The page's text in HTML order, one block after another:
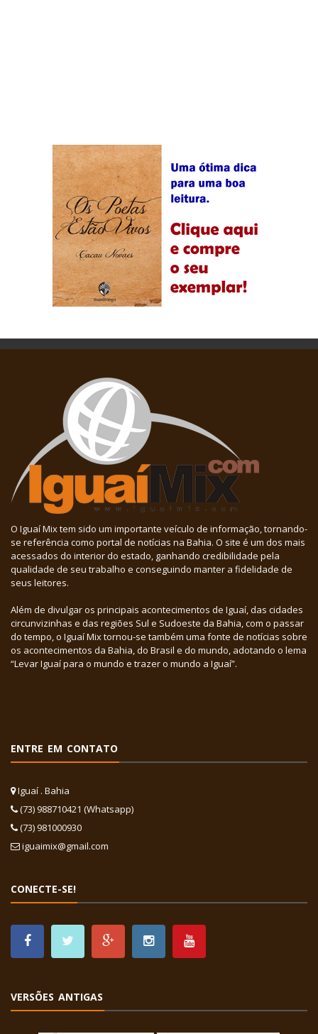
O Iguaí Mix tem sido um importante veículo de informação, tornando-
se referência como portal de notícias na Bahia. O site é um dos mais
acessados do interior do estado, ganhando credibilidade pela
qualidade de seu trabalho e conseguindo manter a fidelidade de
seus leitores.
Além de divulgar os principais acontecimentos de Iguaí, das cidades
circunvizinhas e das regiões Sul e Sudoeste da Bahia, com o passar
do tempo, o Iguaí Mix tornou-se também uma fonte de notícias sobre
os acontecimentos da Bahia, do Brasil e do mundo, adotando o lema
“Levar Iguaí para o mundo e trazer o mundo a Iguaí”.
ENTRE EM CONTATO
Iguaí . Bahia
(73) 988710421 (Whatsapp)
(73) 981000930
iguaimix@gmail.com
CONECTE-SE!
VERSÕES ANTIGAS